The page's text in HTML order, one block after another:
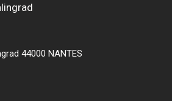
44000 NANTES